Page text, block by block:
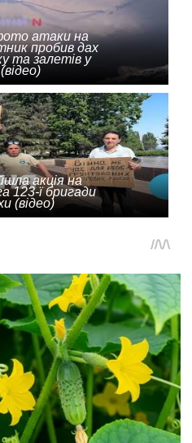
атаки на
пробив дах
та залетів у
акція на
123-ї бригади
(відео)